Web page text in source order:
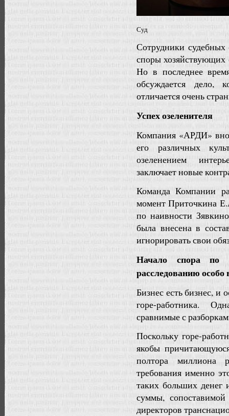
Суд
Сотрудники
споры
Но в последнее
обсуждается дело,
отличается очень
Успех озеленителя
Компания «АРДИ»
его различных
озеленением
заключает новые
Команда Компании
момент Приточкина
по наивности
была внесена в
игнорировать свои
Начало спора по
расследованию
Бизнес есть бизнес,
горе-работника.
сравнимые с
Поскольку горе-
якобы
полтора миллиона
требования именно
таких больших денег
суммы,
директоров